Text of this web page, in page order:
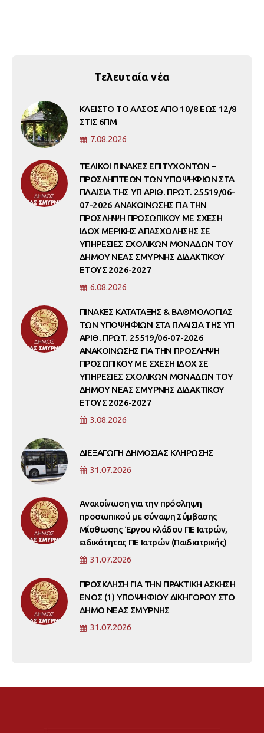
Τελευταία νέα
ΚΛΕΙΣΤΟ ΤΟ ΑΛΣΟΣ ΑΠΟ 10/8 ΕΩΣ 12/8
ΣΤΙΣ 6ΠΜ
7.08.2026
ΤΕΛΙΚΟΙ ΠΙΝΑΚΕΣ ΕΠΙΤΥΧΟΝΤΩΝ –
ΠΡΟΣΛΗΠΤΕΩΝ ΤΩΝ ΥΠΟΨΗΦΙΩΝ ΣΤΑ
ΠΛΑΙΣΙΑ ΤΗΣ ΥΠ ΑΡΙΘ. ΠΡΩΤ. 25519/06-
07-2026 ΑΝΑΚΟΙΝΩΣΗΣ ΓΙΑ ΤΗΝ
ΠΡΟΣΛΗΨΗ ΠΡΟΣΩΠΙΚΟΥ ΜΕ ΣΧΕΣΗ
ΙΔΟΧ ΜΕΡΙΚΗΣ ΑΠΑΣΧΟΛΗΣΗΣ ΣΕ
ΥΠΗΡΕΣΙΕΣ ΣΧΟΛΙΚΩΝ ΜΟΝΑΔΩΝ ΤΟΥ
ΔΗΜΟΥ ΝΕΑΣ ΣΜΥΡΝΗΣ ΔΙΔΑΚΤΙΚΟΥ
ΕΤΟΥΣ 2026-2027
6.08.2026
ΠΙΝΑΚΕΣ ΚΑΤΑΤΑΞΗΣ & ΒΑΘΜΟΛΟΓΙΑΣ
ΤΩΝ ΥΠΟΨΗΦΙΩΝ ΣΤΑ ΠΛΑΙΣΙΑ ΤΗΣ ΥΠ
ΑΡΙΘ. ΠΡΩΤ. 25519/06-07-2026
ΑΝΑΚΟΙΝΩΣΗΣ ΓΙΑ ΤΗΝ ΠΡΟΣΛΗΨΗ
ΠΡΟΣΩΠΙΚΟΥ ΜΕ ΣΧΕΣΗ ΙΔΟΧ ΣΕ
ΥΠΗΡΕΣΙΕΣ ΣΧΟΛΙΚΩΝ ΜΟΝΑΔΩΝ ΤΟΥ
ΔΗΜΟΥ ΝΕΑΣ ΣΜΥΡΝΗΣ ΔΙΔΑΚΤΙΚΟΥ
ΕΤΟΥΣ 2026-2027
3.08.2026
ΔΙΕΞΑΓΩΓΗ ΔΗΜΟΣΙΑΣ ΚΛΗΡΩΣΗΣ
31.07.2026
Ανακοίνωση για την πρόσληψη
προσωπικού με σύναψη Σύμβασης
Μίσθωσης Έργου κλάδου ΠΕ Ιατρών,
ειδικότητας ΠΕ Ιατρών (Παιδιατρικής)
31.07.2026
ΠΡΟΣΚΛΗΣΗ ΓΙΑ ΤΗΝ ΠΡΑΚΤΙΚΗ ΑΣΚΗΣΗ
ΕΝΟΣ (1) ΥΠΟΨΗΦΙΟΥ ΔΙΚΗΓΟΡΟΥ ΣΤΟ
ΔΗΜΟ ΝΕΑΣ ΣΜΥΡΝΗΣ
31.07.2026